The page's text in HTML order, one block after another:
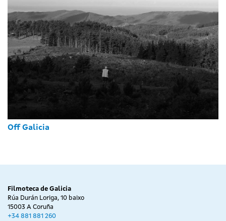
Off Galicia
Filmoteca de Galicia
Rúa Durán Loriga, 10 baixo
15003 A Coruña
+34 881 881 260